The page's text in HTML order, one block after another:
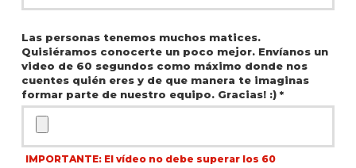
Las personas tenemos muchos matices.
Quisiéramos conocerte un poco mejor. Envíanos un
video de 60 segundos como máximo donde nos
cuentes quién eres y de que manera te imaginas
formar parte de nuestro equipo. Gracias! :) *
IMPORTANTE: El vídeo no debe superar los 60